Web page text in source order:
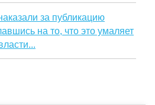
за публикацию
на то, что это умаляет